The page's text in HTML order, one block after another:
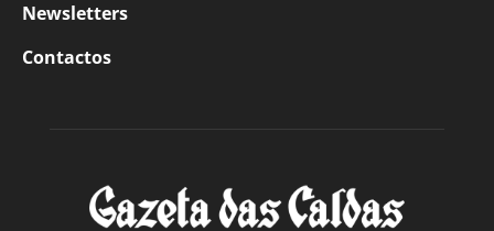
Newsletters
Contactos